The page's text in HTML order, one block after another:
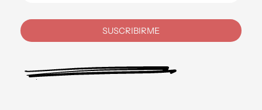
SUSCRIBIRME